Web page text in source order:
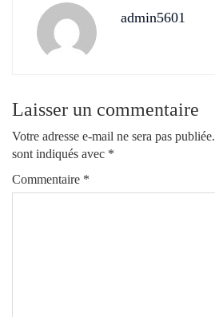
admin5601
Laisser un commentaire
Votre adresse e-mail ne sera pas publiée.
sont indiqués avec *
Commentaire *